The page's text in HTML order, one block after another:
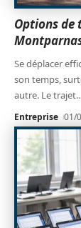
Options de
Se déplacer
son temps,
autre. Le trajet
Entreprise 01/